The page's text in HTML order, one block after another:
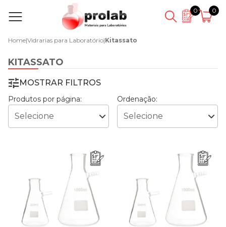
0 0
Home|Vidrarias para Laboratório|Kitassato
KITASSATO
MOSTRAR FILTROS
Produtos por página: Ordenação: